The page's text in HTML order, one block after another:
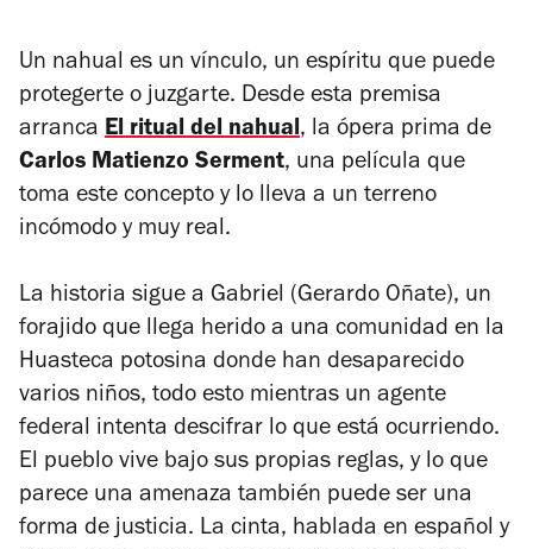
Un nahual es un vínculo, un espíritu que puede
protegerte o juzgarte. Desde esta premisa
arranca El ritual del nahual, la ópera prima de
Carlos Matienzo Serment, una película que
toma este concepto y lo lleva a un terreno
incómodo y muy real.
La historia sigue a Gabriel (Gerardo Oñate), un
forajido que llega herido a una comunidad en la
Huasteca potosina donde han desaparecido
varios niños, todo esto mientras un agente
federal intenta descifrar lo que está ocurriendo.
El pueblo vive bajo sus propias reglas, y lo que
parece una amenaza también puede ser una
forma de justicia. La cinta, hablada en español y